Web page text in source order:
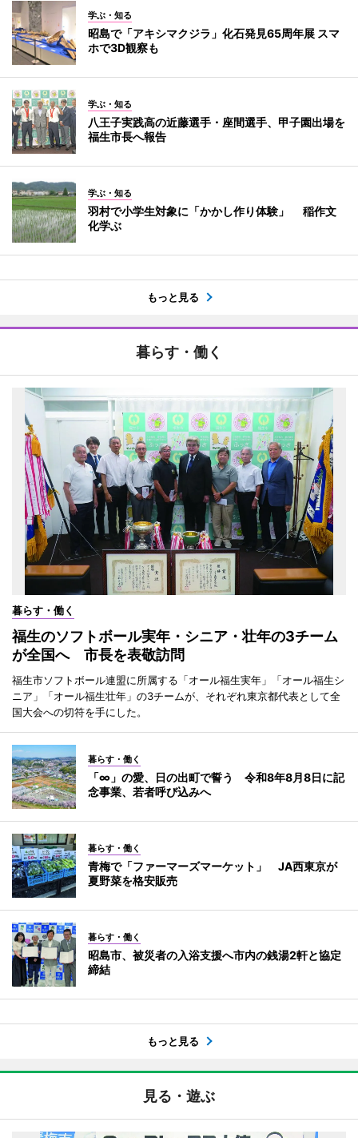
学ぶ・知る
昭島で「アキシマクジラ」化石発見65周年展 スマ
ホで3D観察も
学ぶ・知る
八王子実践高の近藤選手・座間選手、甲子園出場を
福生市長へ報告
学ぶ・知る
羽村で小学生対象に「かかし作り体験」 稲作文
化学ぶ
もっと見る
暮らす・働く
暮らす・働く
福生のソフトボール実年・シニア・壮年の3チーム
が全国へ 市長を表敬訪問
福生市ソフトボール連盟に所属する「オール福生実年」「オール福生シ
ニア」「オール福生壮年」の3チームが、それぞれ東京都代表として全
国大会への切符を手にした。
暮らす・働く
「∞」の愛、日の出町で誓う 令和8年8月8日に記
念事業、若者呼び込みへ
暮らす・働く
青梅で「ファーマーズマーケット」 JA西東京が
夏野菜を格安販売
暮らす・働く
昭島市、被災者の入浴支援へ市内の銭湯2軒と協定
締結
もっと見る
見る・遊ぶ